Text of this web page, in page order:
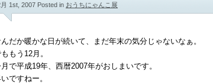
月 1st, 2007 Posted in おうちにゃんこ展
だか暖かな日が続いて、まだ年末の気分じゃないなぁ。
もう12月。
で平成19年、西暦2007年がおしまいです。
ですねー。